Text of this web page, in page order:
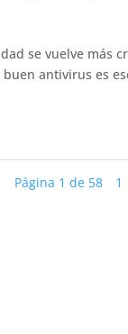
se vuelve más
antivirus es
Página 1 de 58 1